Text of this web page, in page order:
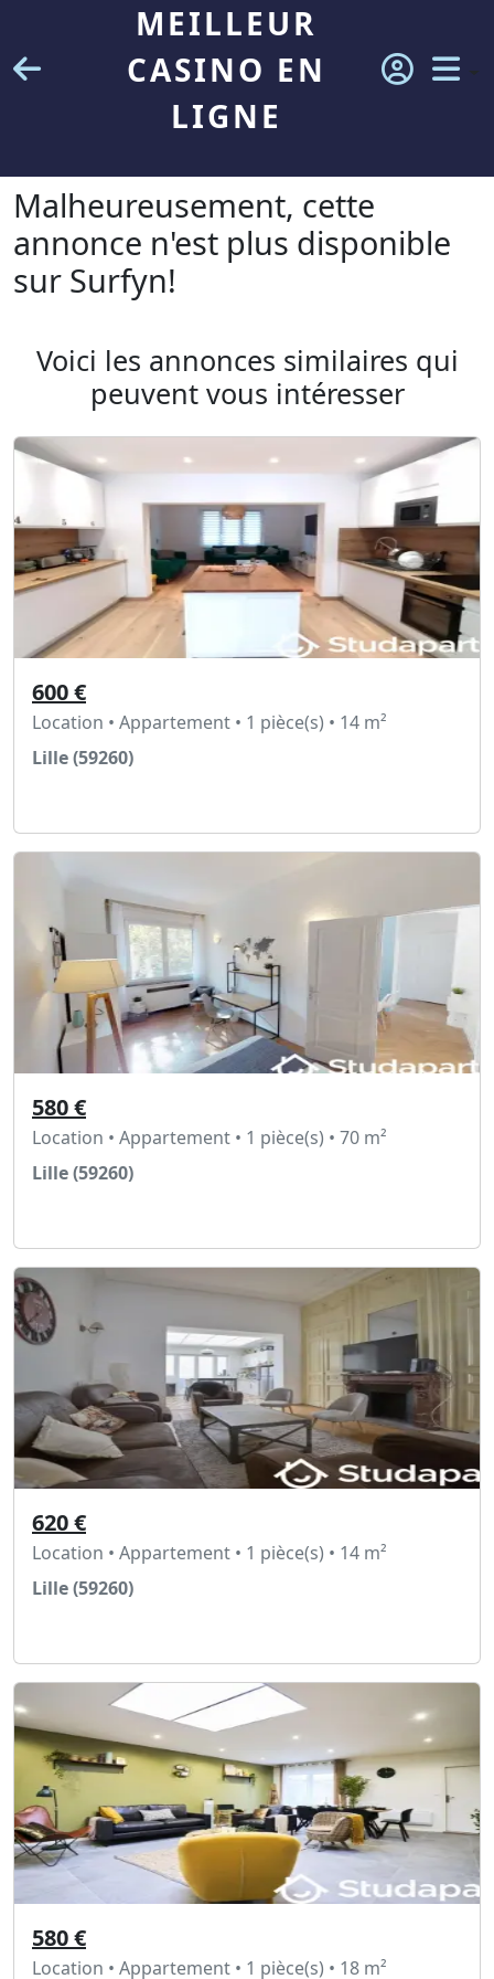
MEILLEUR
CASINO EN
LIGNE
Malheureusement, cette
annonce n'est plus disponible
sur Surfyn!
Voici les annonces similaires qui
peuvent vous intéresser
600 €
Location • Appartement • 1 pièce(s) • 14 m²
Lille (59260)
580 €
Location • Appartement • 1 pièce(s) • 70 m²
Lille (59260)
620 €
Location • Appartement • 1 pièce(s) • 14 m²
Lille (59260)
580 €
Location • Appartement • 1 pièce(s) • 18 m²